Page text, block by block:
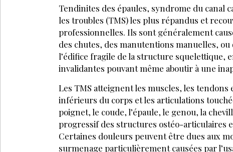
Tendinites des épaules, syndrome du canal
les troubles (TMS) les plus répandus et
professionnelles. Ils sont généralement
des chutes, des manutentions manuelles,
l’édifice fragile de la structure squelettique,
invalidantes pouvant même aboutir à une
Les TMS atteignent les muscles, les
inférieurs du corps et les articulations
poignet, le coude, l’épaule, le genou, la
progressif des structures ostéo-articulaires
Certaines douleurs peuvent être dues aux
surmenage particulièrement causées par